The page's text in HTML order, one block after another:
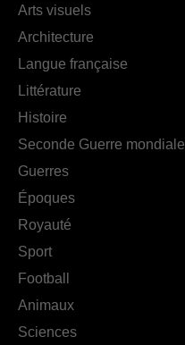
Arts visuels
Architecture
Langue française
Littérature
Histoire
Seconde Guerre mondiale
Guerres
Époques
Royauté
Sport
Football
Animaux
Sciences